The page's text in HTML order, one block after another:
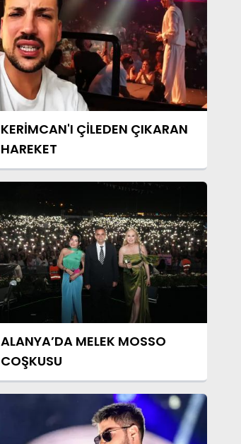
KERİMCAN'I ÇİLEDEN ÇIKARAN
HAREKET
ALANYA’DA MELEK MOSSO
COŞKUSU